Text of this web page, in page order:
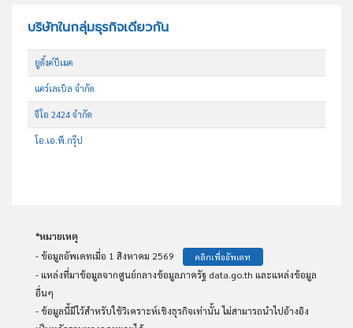
บริษัทในกลุ่มธุรกิจเดียวกัน
ยูติ้งค์บีเมค
แคร์เลเบิล จำกัด
จีโอ 2424 จำกัด
โอ.เอ.พี.กรุ๊ป
*หมายเหตุ
- ข้อมูลอัพเดทเมื่อ 1 สิงหาคม 2569
คลิกเพื่ออัพเดท
- แหล่งที่มาข้อมูลจากศูนย์กลางข้อมูลภาครัฐ data.go.th และแหล่งข้อมูล
อื่นๆ
- ข้อมูลนี้มีไว้สำหรับใช้วิเคราะห์เชิงธุรกิจเท่านั้น ไม่สามารถนำไปอ้างอิง